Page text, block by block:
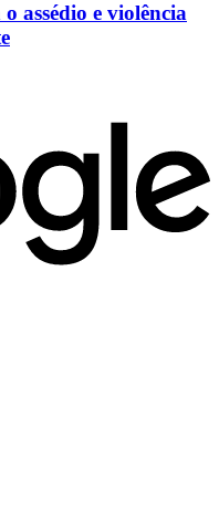
assédio e violência